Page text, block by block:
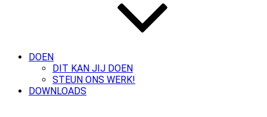
DOEN
DIT KAN JIJ DOEN
STEUN ONS WERK!
DOWNLOADS